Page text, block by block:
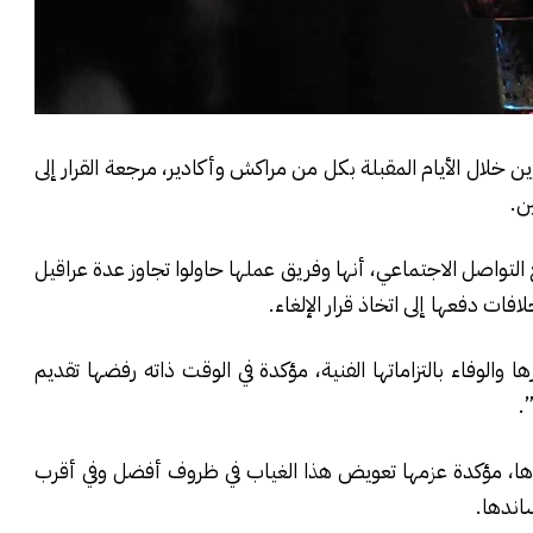
خلال الأيام المقبلة بكل من مراكش وأكادير، مرجعة القرار إلى
الاجتماعي، أنها وفريق عملها حاولوا تجاوز عدة عراقيل
دفعها إلى اتخاذ قرار الإلغاء.
بالتزاماتها الفنية، مؤكدة في الوقت ذاته رفضها تقديم
مؤكدة عزمها تعويض هذا الغياب في ظروف أفضل وفي أقرب